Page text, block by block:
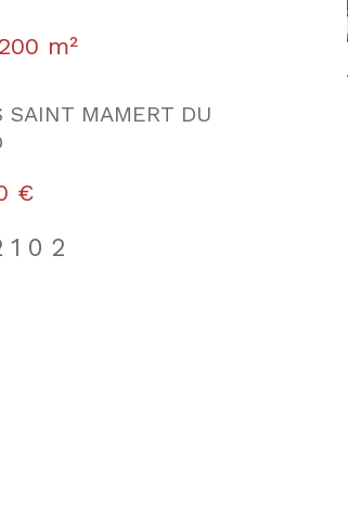
m²
SAINT MAMERT DU
€